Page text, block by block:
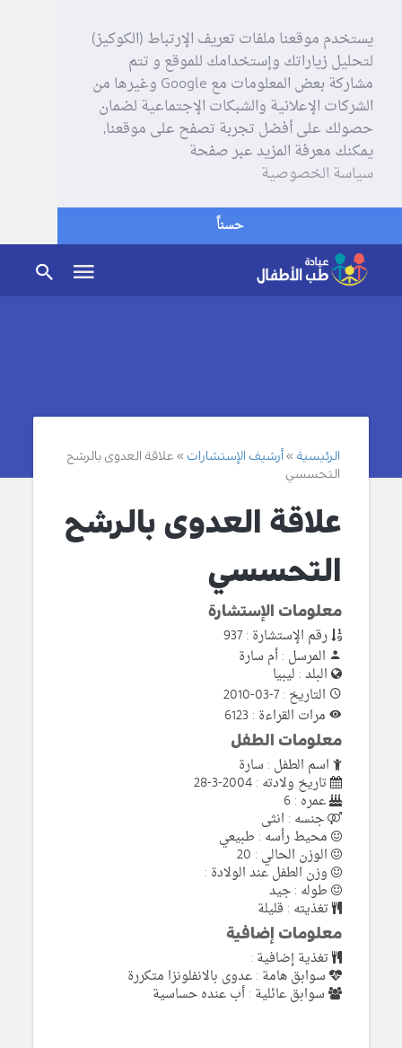
يستخدم موقعنا ملفات تعريف الإرتباط (الكوكيز)
لتحليل زياراتك وإستخدامك للموقع و تتم
مشاركة بعض المعلومات مع Google وغيرها من
الشركات الإعلانية والشبكات الإجتماعية لضمان
حصولك على أفضل تجربة تصفح على موقعنا,
يمكنك معرفة المزيد عبر صفحة
سياسة الخصوصية
حسناً
الرئيسية أرشيف الإستشارات
علاقة العدوى بالرشح
التحسسي
علاقة العدوى بالرشح
التحسسي
معلومات الإستشارة
رقم الإستشارة : 937
المرسل : أم سارة
البلد : ليبيا
التاريخ : 7-03-2010
مرات القراءة : 6123
معلومات الطفل
اسم الطفل : سارة
تاريخ ولادته : 2004-3-28
عمره : 6
جنسه : انثى
محيط رأسه : طبيعي
الوزن الحالي : 20
وزن الطفل عند الولادة :
طوله : جيد
تغذيته : قليلة
معلومات إضافية
تغذية إضافية :
سوابق هامة : عدوى بالانفلونزا متكررة
سوابق عائلية : أب عنده حساسية